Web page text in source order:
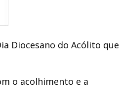
Diocesano do Acólito que
o acolhimento e a